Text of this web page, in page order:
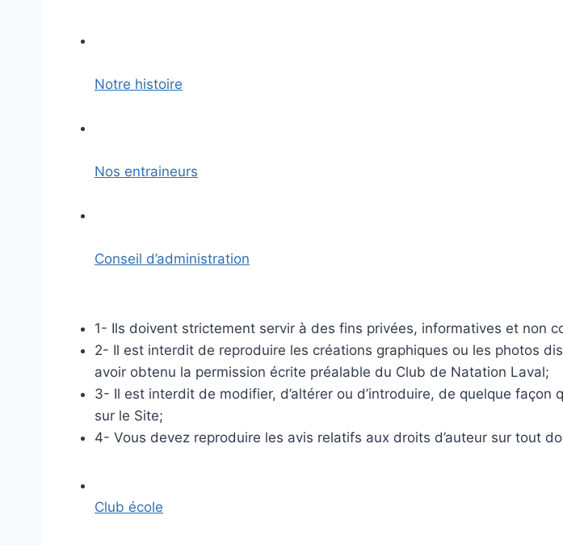
Notre histoire
Nos entraineurs
Conseil d’administration
1- Ils doivent strictement servir à des fins privées, informatives et non
2- Il est interdit de reproduire les créations graphiques ou les photos
avoir obtenu la permission écrite préalable du Club de Natation Laval;
3- Il est interdit de modifier, d’altérer ou d’introduire, de quelque
sur le Site;
4- Vous devez reproduire les avis relatifs aux droits d’auteur sur tout
Club école